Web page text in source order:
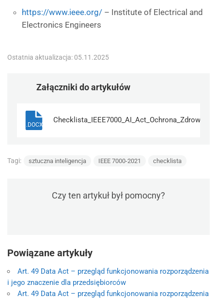
https://www.ieee.org/ – Institute of Electrical and
Electronics Engineers
Ostatnia aktualizacja: 05.11.2025
Załączniki do artykułów
.DOCX
Checklista_IEEE7000_AI_Act_Ochrona_Zdrowia
Tagi: sztuczna inteligencja IEEE 7000-2021 checklista
Czy ten artykuł był pomocny?
Powiązane artykuły
Art. 49 Data Act – przegląd funkcjonowania rozporządzenia
i jego znaczenie dla przedsiębiorców
Art. 49 Data Act – przegląd funkcjonowania rozporządzenia